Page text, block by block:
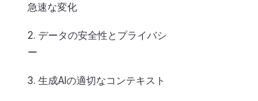
急速な変化
2. データの安全性とプライバシ
ー
3. 生成AIの適切なコンテキスト